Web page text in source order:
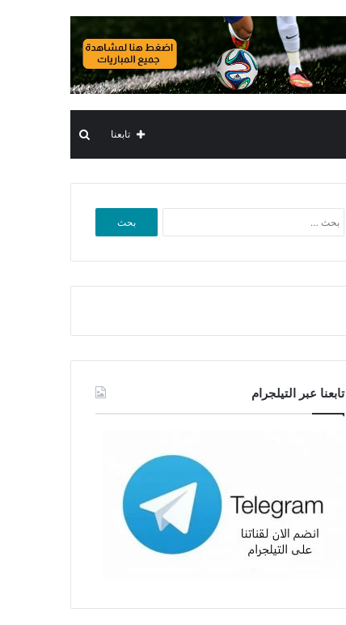
بحث
عن
تابعنا
عن:
تابعنا عبر التيلجرام